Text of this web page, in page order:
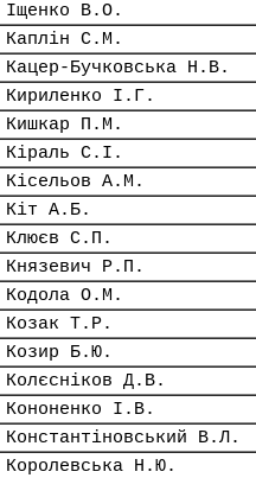
Іщенко В.О.
Каплін С.М.
Кацер-Бучковська Н.В.
Кириленко І.Г.
Кишкар П.М.
Кіраль С.І.
Кісельов А.М.
Кіт А.Б.
Клюєв С.П.
Князевич Р.П.
Кодола О.М.
Козак Т.Р.
Козир Б.Ю.
Колєсніков Д.В.
Кононенко І.В.
Константіновський В.Л.
Королевська Н.Ю.